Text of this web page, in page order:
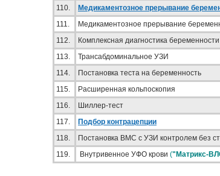
110.
Медикаментозное прерывание
111.
Медикаментозное прерывание
112.
Комплексная диагностика
113.
Трансабдоминальное УЗИ
114.
Постановка теста на беременность
115.
Расширенная кольпоскопия
116.
Шиллер-тест
117.
Подбор контрацепции
118.
Постановка ВМС с УЗИ контролем без
119.
Внутривенное УФО крови ("Матрикс-